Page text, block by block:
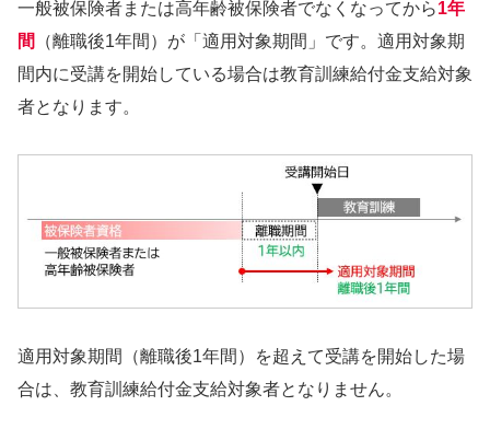
一般被保険者または高年齢被保険者でなくなってから1年
間
（離職後1年間）が「適用対象期間」です。適用対象期
間内に受講を開始している場合は教育訓練給付金支給対象
者となります。
適用対象期間（離職後1年間）を超えて受講を開始した場
合は、教育訓練給付金支給対象者となりません。